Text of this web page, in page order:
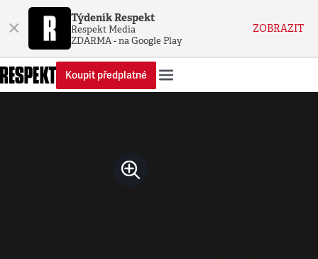
× Týdeník Respekt
Respekt Media
ZDARMA - na Google Play
ZOBRAZIT
Koupit předplatné